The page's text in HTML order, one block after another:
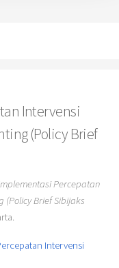
Intervensi
(Policy Brief
Percepatan
(Policy Brief Sibijaks